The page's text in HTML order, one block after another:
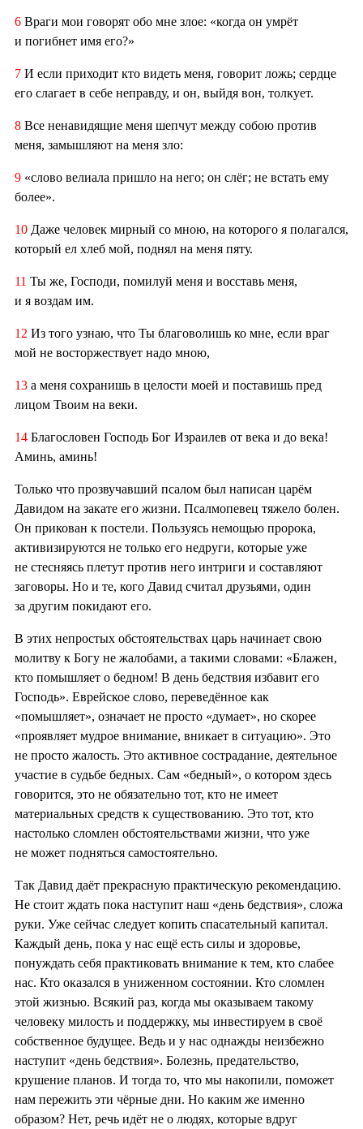
6 Враги мои говорят обо мне злое: «когда он умрёт
и погибнет имя его?»
7 И если приходит кто видеть меня, говорит ложь; сердце
его слагает в себе неправду, и он, выйдя вон, толкует.
8 Все ненавидящие меня шепчут между собою против
меня, замышляют на меня зло:
9 «слово велиала пришло на него; он слёг; не встать ему
более».
10 Даже человек мирный со мною, на которого я полагался,
который ел хлеб мой, поднял на меня пяту.
11 Ты же, Господи, помилуй меня и восставь меня,
и я воздам им.
12 Из того узнаю, что Ты благоволишь ко мне, если враг
мой не восторжествует надо мною,
13 а меня сохранишь в целости моей и поставишь пред
лицом Твоим на веки.
14 Благословен Господь Бог Израилев от века и до века!
Аминь, аминь!
Только что прозвучавший псалом был написан царём
Давидом на закате его жизни. Псалмопевец тяжело болен.
Он прикован к постели. Пользуясь немощью пророка,
активизируются не только его недруги, которые уже
не стесняясь плетут против него интриги и составляют
заговоры. Но и те, кого Давид считал друзьями, один
за другим покидают его.
В этих непростых обстоятельствах царь начинает свою
молитву к Богу не жалобами, а такими словами: «Блажен,
кто помышляет о бедном! В день бедствия избавит его
Господь». Еврейское слово, переведённое как
«помышляет», означает не просто «думает», но скорее
«проявляет мудрое внимание, вникает в ситуацию». Это
не просто жалость. Это активное сострадание, деятельное
участие в судьбе бедных. Сам «бедный», о котором здесь
говорится, это не обязательно тот, кто не имеет
материальных средств к существованию. Это тот, кто
настолько сломлен обстоятельствами жизни, что уже
не может подняться самостоятельно.
Так Давид даёт прекрасную практическую рекомендацию.
Не стоит ждать пока наступит наш «день бедствия», сложа
руки. Уже сейчас следует копить спасательный капитал.
Каждый день, пока у нас ещё есть силы и здоровье,
понуждать себя практиковать внимание к тем, кто слабее
нас. Кто оказался в униженном состоянии. Кто сломлен
этой жизнью. Всякий раз, когда мы оказываем такому
человеку милость и поддержку, мы инвестируем в своё
собственное будущее. Ведь и у нас однажды неизбежно
наступит «день бедствия». Болезнь, предательство,
крушение планов. И тогда то, что мы накопили, поможет
нам пережить эти чёрные дни. Но каким же именно
образом? Нет, речь идёт не о людях, которые вдруг